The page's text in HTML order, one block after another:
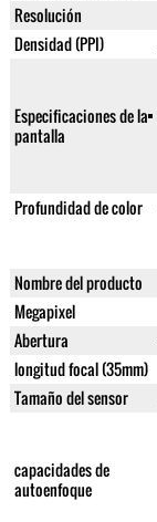
Resolución
Densidad (PPI)
Especificaciones de la
pantalla
Profundidad de color
Nombre del producto
Megapixel
Abertura
longitud focal (35mm)
Tamaño del sensor
capacidades de
autoenfoque